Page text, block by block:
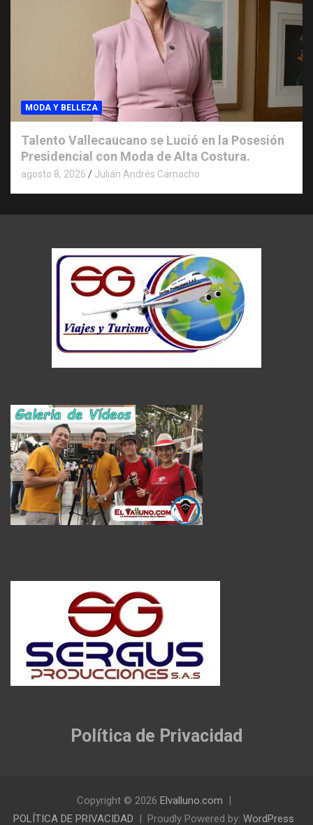
MODA Y BELLEZA
Talento Vallecaucano se Lució en la Posesión
Presidencial con Moda de Alta Costura.
agosto 8, 2026 Julián Andrés Camacho
Política de Privacidad
Copyright © 2026 Elvalluno.com
POLÍTICA DE PRIVACIDAD
Proudly Powered by: WordPress